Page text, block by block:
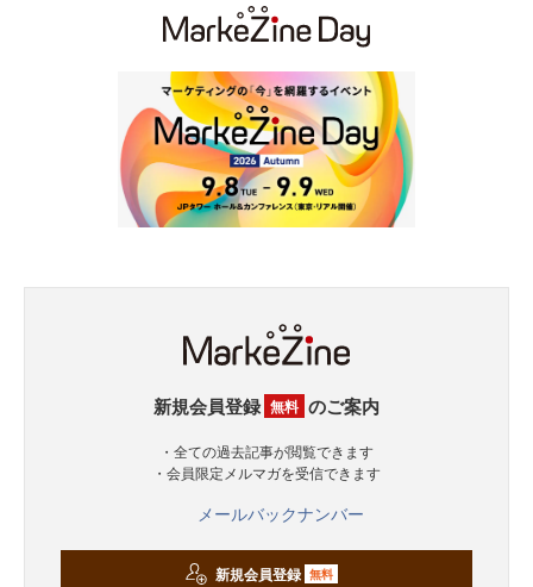
新規会員登録 無料 のご案内
・全ての過去記事が閲覧できます
・会員限定メルマガを受信できます
メールバックナンバー
新規会員登録 無料